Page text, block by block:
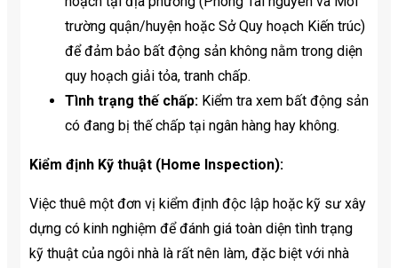
trường quận/huyện hoặc Sở Quy hoạch Kiến trúc)
để đảm bảo bất động sản không nằm trong diện
quy hoạch giải tỏa, tranh chấp.
Tình trạng thế chấp: Kiểm tra xem bất động sản
có đang bị thế chấp tại ngân hàng hay không.
Kiểm định Kỹ thuật (Home Inspection):
Việc thuê một đơn vị kiểm định độc lập hoặc kỹ sư xây
dựng có kinh nghiệm để đánh giá toàn diện tình trạng
kỹ thuật của ngôi nhà là rất nên làm, đặc biệt với nhà